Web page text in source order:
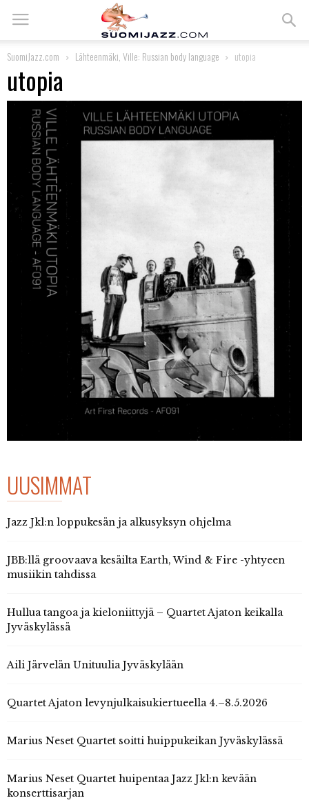
SuomiJazz.com Lähteenmäki, Ville: Russian body language utopia
utopia
UUSIMMAT
Jazz Jkl:n loppukesän ja alkusyksyn ohjelma
JBB:llä groovaava kesäilta Earth, Wind & Fire -yhtyeen
musiikin tahdissa
Hullua tangoa ja kieloniittyjä – Quartet Ajaton keikalla
Jyväskylässä
Aili Järvelän Unituulia Jyväskylään
Quartet Ajaton levynjulkaisukiertueella 4.–8.5.2026
Marius Neset Quartet soitti huippukeikan Jyväskylässä
Marius Neset Quartet huipentaa Jazz Jkl:n kevään
konserttisarjan